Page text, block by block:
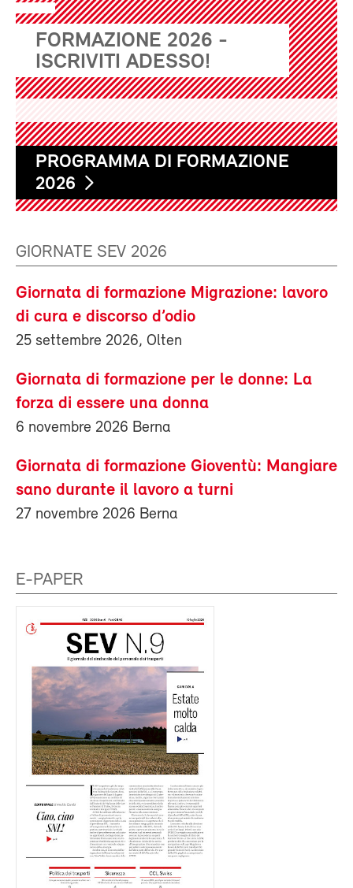
FORMAZIONE 2026 -
ISCRIVITI ADESSO!
PROGRAMMA DI FORMAZIONE
2026
GIORNATE SEV 2026
Giornata di formazione Migrazione: lavoro
di cura e discorso d’odio
25 settembre 2026, Olten
Giornata di formazione per le donne: La
forza di essere una donna
6 novembre 2026 Berna
Giornata di formazione Gioventù: Mangiare
sano durante il lavoro a turni
27 novembre 2026 Berna
E-PAPER